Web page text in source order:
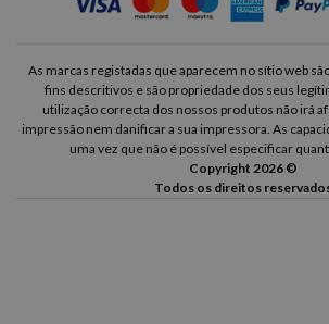
As marcas registadas que aparecem no sítio web
fins descritivos e são propriedade dos seus
utilização correcta dos nossos produtos não irá
impressão nem danificar a sua impressora. As
uma vez que não é possível especificar
Copyright 2026 ©
Todos os direitos